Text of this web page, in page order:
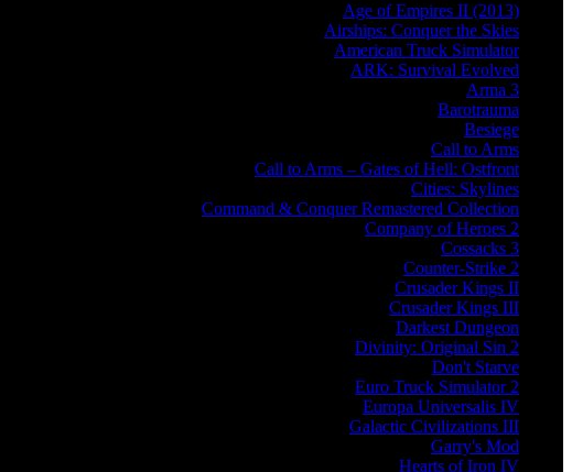
Age of Empires II (2013)
Airships: Conquer the Skies
American Truck Simulator
ARK: Survival Evolved
Arma 3
Barotrauma
Besiege
Call to Arms
Call to Arms – Gates of Hell: Ostfront
Cities: Skylines
Command & Conquer Remastered Collection
Company of Heroes 2
Cossacks 3
Counter-Strike 2
Crusader Kings II
Crusader Kings III
Darkest Dungeon
Divinity: Original Sin 2
Don't Starve
Euro Truck Simulator 2
Europa Universalis IV
Galactic Civilizations III
Garry's Mod
Hearts of Iron IV